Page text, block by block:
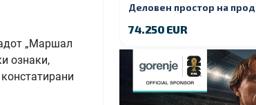
„Маршал
ознаки,
Деловен простор на
74.250 EUR